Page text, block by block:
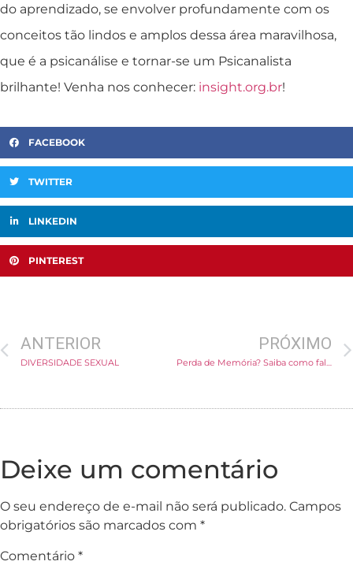
do aprendizado, se envolver profundamente com os
conceitos tão lindos e amplos dessa área maravilhosa,
que é a psicanálise e tornar-se um Psicanalista
brilhante! Venha nos conhecer: insight.org.br!
FACEBOOK
TWITTER
LINKEDIN
PINTEREST
ANTERIOR
DIVERSIDADE SEXUAL
PRÓXIMO
Perda de Memória? Saiba como falar com seu médico sobre isso sem esquecer
Deixe um comentário
O seu endereço de e-mail não será publicado. Campos
obrigatórios são marcados com *
Comentário *